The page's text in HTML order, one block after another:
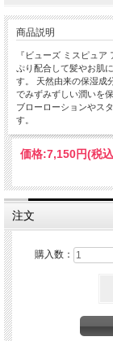
商品説明
『ビューズ ミスピュ
ぷり配合して髪やお肌
す。 天然由来の保湿成
でみずみずしい潤いを
ブローローションやス
す。
価格:7,150円(税
注文
購入数：